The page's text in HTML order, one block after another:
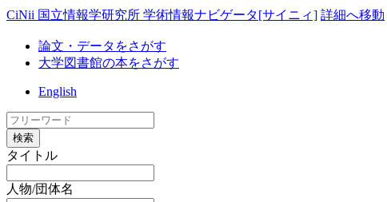
CiNii 国立情報学研究所 学術情報ナビゲータ[サイニィ] 詳細へ移動
論文・データをさがす
大学図書館の本をさがす
English
検索
タイトル
人物/団体名